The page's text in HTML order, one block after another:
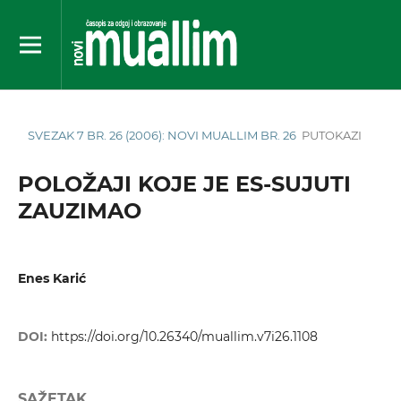
SVEZAK 7 BR. 26 (2006): NOVI MUALLIM BR. 26 PUTOKAZI
POLOŽAJI KOJE JE ES-SUJUTI
ZAUZIMAO
Enes Karić
DOI: https://doi.org/10.26340/muallim.v7i26.1108